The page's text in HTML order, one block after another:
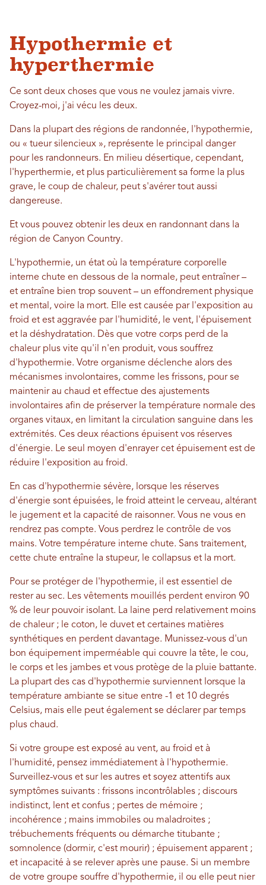
Hypothermie et
hyperthermie
Ce sont deux choses que vous ne voulez jamais vivre.
Croyez-moi, j'ai vécu les deux.
Dans la plupart des régions de randonnée, l'hypothermie,
ou « tueur silencieux », représente le principal danger
pour les randonneurs. En milieu désertique, cependant,
l'hyperthermie, et plus particulièrement sa forme la plus
grave, le coup de chaleur, peut s'avérer tout aussi
dangereuse.
Et vous pouvez obtenir les deux en randonnant dans la
région de Canyon Country.
L'hypothermie, un état où la température corporelle
interne chute en dessous de la normale, peut entraîner –
et entraîne bien trop souvent – ​​un effondrement physique
et mental, voire la mort. Elle est causée par l'exposition au
froid et est aggravée par l'humidité, le vent, l'épuisement
et la déshydratation. Dès que votre corps perd de la
chaleur plus vite qu'il n'en produit, vous souffrez
d'hypothermie. Votre organisme déclenche alors des
mécanismes involontaires, comme les frissons, pour se
maintenir au chaud et effectue des ajustements
involontaires afin de préserver la température normale des
organes vitaux, en limitant la circulation sanguine dans les
extrémités. Ces deux réactions épuisent vos réserves
d'énergie. Le seul moyen d'enrayer cet épuisement est de
réduire l'exposition au froid.
En cas d'hypothermie sévère, lorsque les réserves
d'énergie sont épuisées, le froid atteint le cerveau, altérant
le jugement et la capacité de raisonner. Vous ne vous en
rendrez pas compte. Vous perdrez le contrôle de vos
mains. Votre température interne chute. Sans traitement,
cette chute entraîne la stupeur, le collapsus et la mort.
Pour se protéger de l'hypothermie, il est essentiel de
rester au sec. Les vêtements mouillés perdent environ 90
% de leur pouvoir isolant. La laine perd relativement moins
de chaleur ; le coton, le duvet et certaines matières
synthétiques en perdent davantage. Munissez-vous d'un
bon équipement imperméable qui couvre la tête, le cou,
le corps et les jambes et vous protège de la pluie battante.
La plupart des cas d'hypothermie surviennent lorsque la
température ambiante se situe entre -1 et 10 degrés
Celsius, mais elle peut également se déclarer par temps
plus chaud.
Si votre groupe est exposé au vent, au froid et à
l'humidité, pensez immédiatement à l'hypothermie.
Surveillez-vous et sur les autres et soyez attentifs aux
symptômes suivants : frissons incontrôlables ; discours
indistinct, lent et confus ; pertes de mémoire ;
incohérence ; mains immobiles ou maladroites ;
trébuchements fréquents ou démarche titubante ;
somnolence (dormir, c'est mourir) ; épuisement apparent ;
et incapacité à se relever après une pause. Si un membre
de votre groupe souffre d'hypothermie, il ou elle peut nier